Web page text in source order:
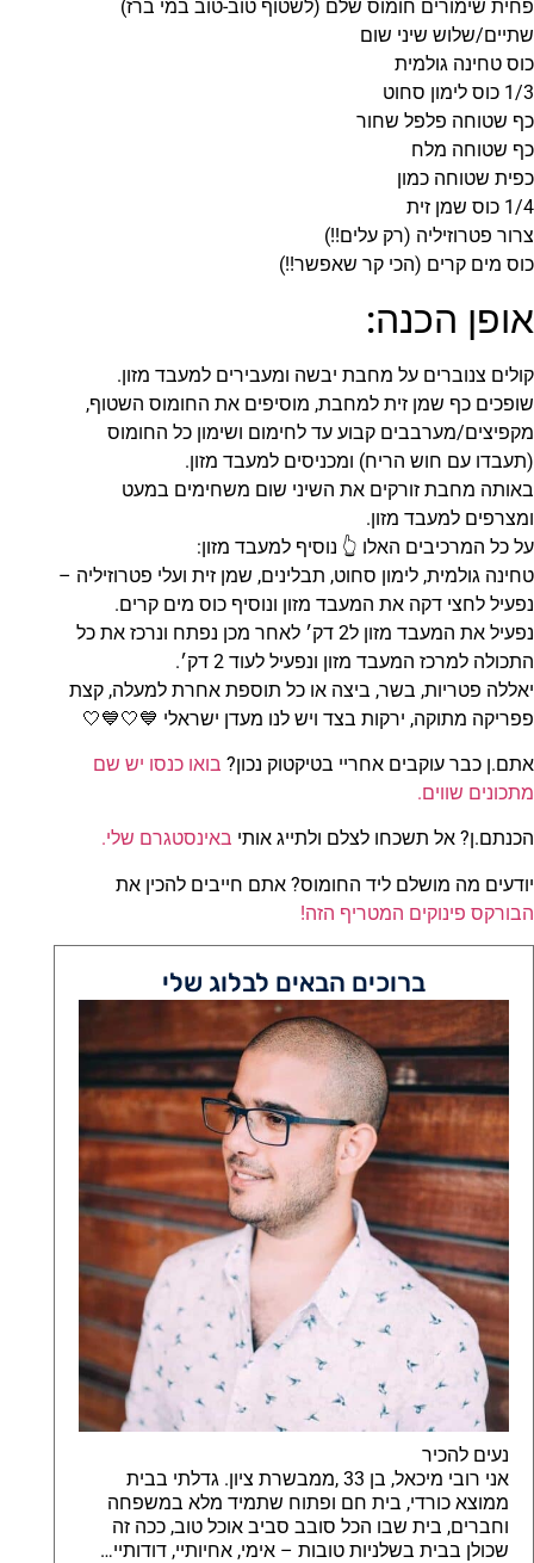
ברוכים הבאים לבלוג שלי
נעים להכיר
אני רובי מיכאל, בן 33 ,ממבשרת ציון. גדלתי בבית
ממוצא כורדי, בית חם ופתוח שתמיד מלא במשפחה
וחברים, בית שבו הכל סובב סביב אוכל טוב, ככה זה
שכולן בבית בשלניות טובות – אימי, אחיותיי, דודותיי…
פחית שימורים חומוס שלם (לשטוף טוב-טוב במי ברז)
שתיים/שלוש שיני שום
כוס טחינה גולמית
1/3 כוס לימון סחוט
כף שטוחה פלפל שחור
כף שטוחה מלח
כפית שטוחה כמון
1/4 כוס שמן זית
צרור פטרוזיליה (רק עלים!!)
כוס מים קרים (הכי קר שאפשר!!)
אופן הכנה:
קולים צנוברים על מחבת יבשה ומעבירים למעבד מזון.
שופכים כף שמן זית למחבת, מוסיפים את החומוס השטוף,
מקפיצים/מערבבים קבוע עד לחימום ושימון כל החומוס
(תעבדו עם חוש הריח) ומכניסים למעבד מזון.
באותה מחבת זורקים את השיני שום משחימים במעט
ומצרפים למעבד מזון.
על כל המרכיבים האלו 👆 נוסיף למעבד מזון:
טחינה גולמית, לימון סחוט, תבלינים, שמן זית ועלי פטרוזיליה –
נפעיל לחצי דקה את המעבד מזון ונוסיף כוס מים קרים.
נפעיל את המעבד מזון ל2 דק׳ לאחר מכן נפתח ונרכז את כל
התכולה למרכז המעבד מזון ונפעיל לעוד 2 דק׳.
יאללה פטריות, בשר, ביצה או כל תוספת אחרת למעלה, קצת
פפריקה מתוקה, ירקות בצד ויש לנו מעדן ישראלי 💙🤍💙🤍
אתם.ן כבר עוקבים אחריי בטיקטוק נכון? בואו כנסו יש שם
מתכונים שווים.
הכנתם.ן? אל תשכחו לצלם ולתייג אותי באינסטגרם שלי.
יודעים מה מושלם ליד החומוס? אתם חייבים להכין את
הבורקס פינוקים המטריף הזה!